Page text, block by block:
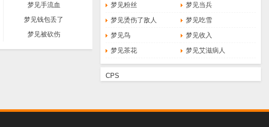
梦见粉丝
梦见当兵
梦见烫伤了敌人
梦见吃雪
梦见鸟
梦见收入
梦见茶花
梦见艾滋病人
CPS
梦见手流血
梦见钱包丢了
梦见被砍伤